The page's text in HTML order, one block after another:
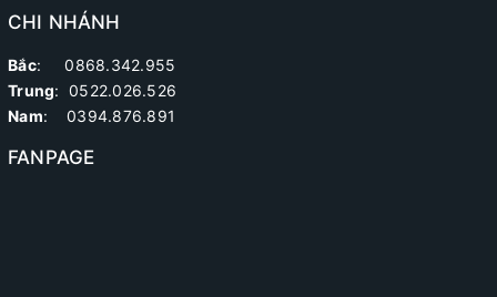
CHI NHÁNH
Bắc: 0868.342.955
Trung: 0522.026.526
Nam: 0394.876.891
FANPAGE